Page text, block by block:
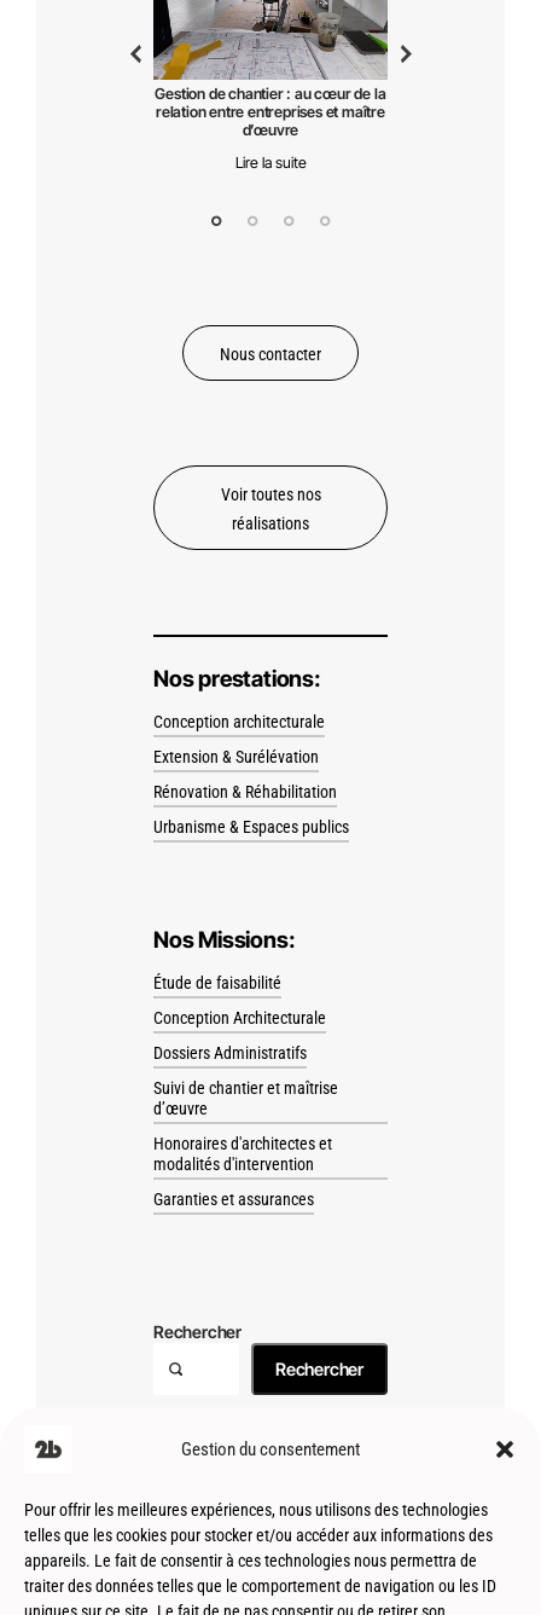
Gestion du consentement
Pour offrir les meilleures expériences, nous utilisons des technologies
telles que les cookies pour stocker et/ou accéder aux informations des
appareils. Le fait de consentir à ces technologies nous permettra de
traiter des données telles que le comportement de navigation ou les ID
Gestion de chantier : au cœur de la
relation entre entreprises et maître
d’œuvre
Lire la suite
Nous contacter
Voir toutes nos
réalisations
Nos prestations:
Conception architecturale
Extension & Surélévation
Rénovation & Réhabilitation
Urbanisme & Espaces publics
Nos Missions:
Étude de faisabilité
Conception Architecturale
Dossiers Administratifs
Suivi de chantier et maîtrise
d’œuvre
Honoraires d'architectes et
modalités d'intervention
Garanties et assurances
Rechercher
Rechercher